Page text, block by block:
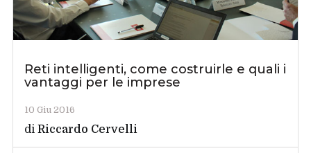
Reti intelligenti, come costruirle e quali i
vantaggi per le imprese
10 Giu 2016
diRiccardo Cervelli